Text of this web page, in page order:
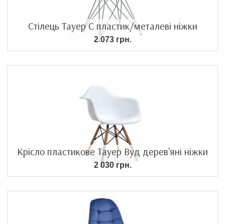
Стілець Тауер С пластик/металеві ніжки
2 073 грн.
Крісло пластикове Тауер Вуд дерев'яні ніжки
2 030 грн.